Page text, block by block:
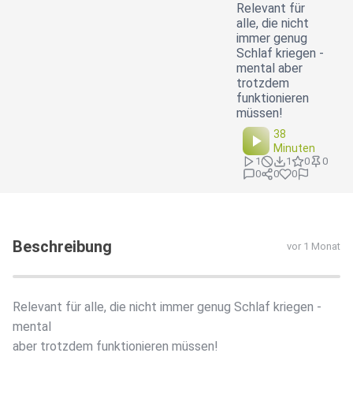
Relevant für
alle, die nicht
immer genug
Schlaf kriegen -
mental aber
trotzdem
funktionieren
müssen!
38
Minuten
1 1 0
0
0
0 0
Beschreibung vor 1 Monat
Relevant für alle, die nicht immer genug Schlaf kriegen -
mental
aber trotzdem funktionieren müssen!